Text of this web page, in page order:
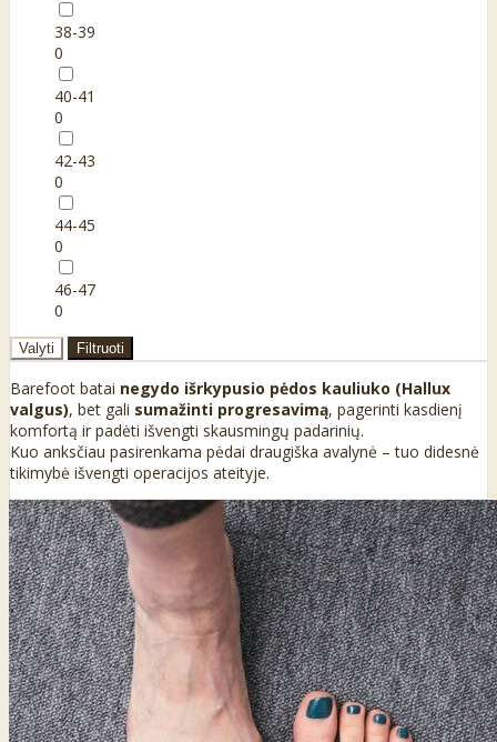
38-39
0
40-41
0
42-43
0
44-45
0
46-47
0
Valyti Filtruoti
Barefoot batai negydo išrkypusio pėdos kauliuko (Hallux
valgus), bet gali sumažinti progresavimą, pagerinti kasdienį
komfortą ir padėti išvengti skausmingų padarinių.
Kuo anksčiau pasirenkama pėdai draugiška avalynė – tuo didesnė
tikimybė išvengti operacijos ateityje.